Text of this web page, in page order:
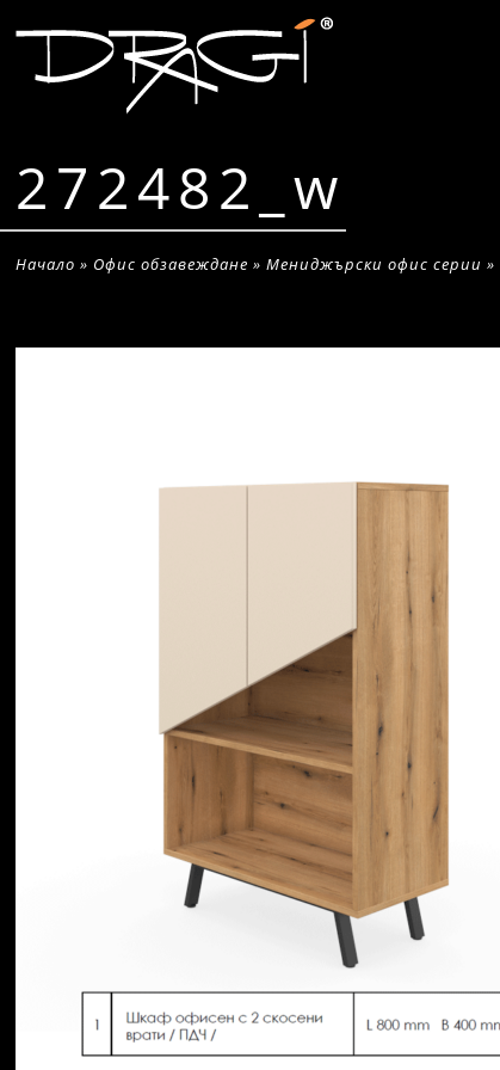
272482_w
Начало » Офис обзавеждане »Мениджърски офис серии »